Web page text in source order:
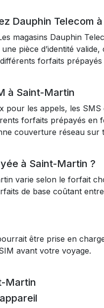
Dauphin Telecom
magasins Dauphin
pièce d’identité
forfaits
à Saint-Martin
pour les appels, les
forfaits prépayés en
couverture réseau
à Saint-Martin ?
varie selon le forfait
de base coûtant
être prise en
avant votre voyage.
Martin